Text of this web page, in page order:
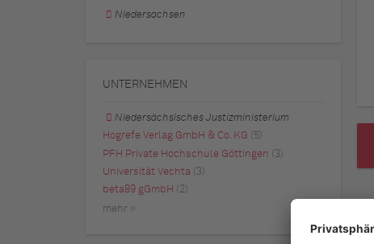
Niedersachsen
UNTERNEHMEN
Niedersächsisches Justizministerium
Hogrefe Verlag GmbH & Co. KG
(5)
PFH Private Hochschule Göttingen (3)
Universität Vechta (3)
beta89 gGmbH (2)
mehr »